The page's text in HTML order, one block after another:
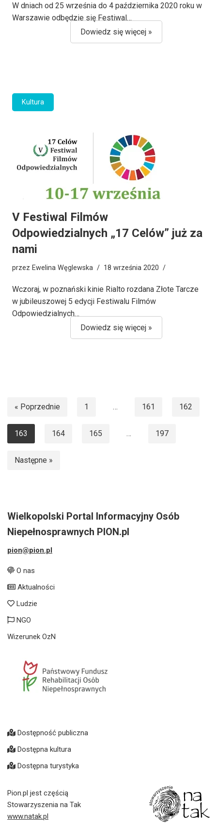
W dniach od 25 września do 4 października 2020 roku w
Warszawie odbędzie się Festiwal…
Dowiedz się więcej »
V Festiwal Filmów
Odpowiedzialnych „17 Celów” już za
nami
przez Ewelina Węglewska 18 września 2020
Kultura
Wczoraj, w poznański kinie Rialto rozdana Złote Tarcze
w jubileuszowej 5 edycji Festiwalu Filmów
Odpowiedzialnych…
Dowiedz się więcej »
« Poprzednie 1 … 161 162
163 164 165 … 197
Następne »
Wielkopolski Portal Informacyjny Osób
Niepełnosprawnych PION.pl
pion@pion.pl
O nas
Aktualności
Ludzie
NGO
Wizerunek OzN
Dostępność publiczna
Dostępna kultura
Dostępna turystyka
Pion.pl jest częścią
Stowarzyszenia na Tak
www.natak.pl